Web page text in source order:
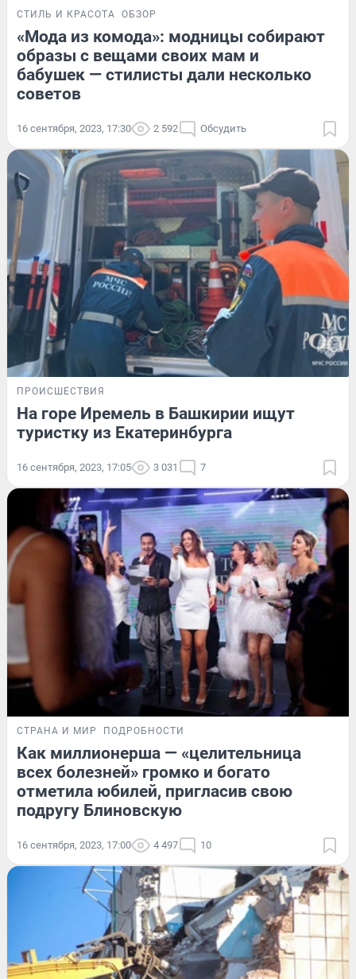
СТИЛЬ И КРАСОТА ОБЗОР
«Мода из комода»: модницы собирают
образы с вещами своих мам и
бабушек — стилисты дали несколько
советов
16 сентября, 2023, 17:30 2 592 Обсудить
ПРОИСШЕСТВИЯ
На горе Иремель в Башкирии ищут
туристку из Екатеринбурга
16 сентября, 2023, 17:05 3 031 7
СТРАНА И МИР ПОДРОБНОСТИ
Как миллионерша — «целительница
всех болезней» громко и богато
отметила юбилей, пригласив свою
подругу Блиновскую
16 сентября, 2023, 17:00 4 497 10